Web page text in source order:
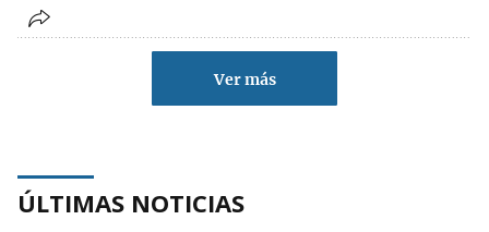
Ver más
ÚLTIMAS NOTICIAS